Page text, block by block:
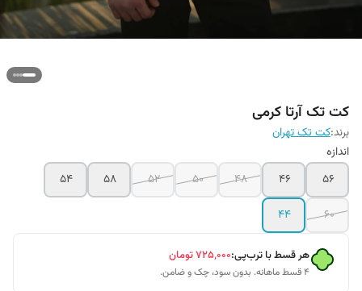
کت تک آرتا کرمی
برند:کت تک تهران
اندازه
۵۶
46
48
50
52 ۵۸
۵۴
۶۰
44
هر قسط با ترب‌پی:۷۲۵٬۰۰۰تومان
۴ قسط ماهانه. بدون سود، چک و ضامن.